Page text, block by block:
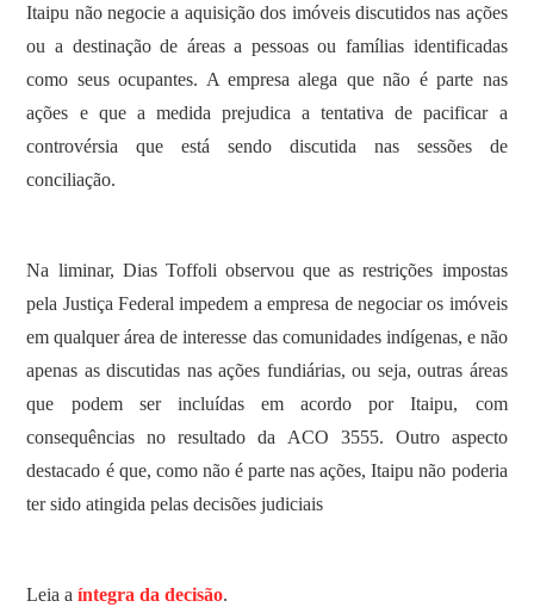
Itaipu não negocie a aquisição dos imóveis discutidos nas ações
ou a destinação de áreas a pessoas ou famílias identificadas
como seus ocupantes. A empresa alega que não é parte nas
ações e que a medida prejudica a tentativa de pacificar a
controvérsia que está sendo discutida nas sessões de
conciliação.
Na liminar, Dias Toffoli observou que as restrições impostas
pela Justiça Federal impedem a empresa de negociar os imóveis
em qualquer área de interesse das comunidades indígenas, e não
apenas as discutidas nas ações fundiárias, ou seja, outras áreas
que podem ser incluídas em acordo por Itaipu, com
consequências no resultado da ACO 3555. Outro aspecto
destacado é que, como não é parte nas ações, Itaipu não poderia
ter sido atingida pelas decisões judiciais
Leia aíntegra da decisão.